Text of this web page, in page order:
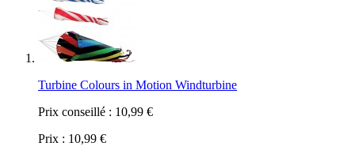
Turbine Colours in Motion Windturbine
Prix conseillé : 10,99 €
Prix : 10,99 €